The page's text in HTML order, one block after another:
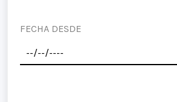
FECHA DESDE